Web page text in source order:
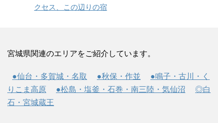
クセス、この辺りの宿
宮城県関連のエリアをご紹介しています。
●仙台・多賀城・名取 ●秋保・作並
●鳴子・古川・く
りこま高原
●松島・塩釜・石巻・南三陸・気仙沼
◎白
石・宮城蔵王